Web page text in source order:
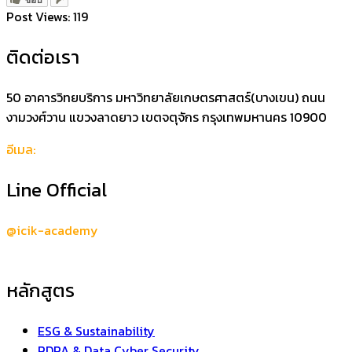
Post Views:119
ติดต่อเรา
50 อาคารวิทยบริการ มหาวิทยาลัยเกษตรศาสตร์(บางเขน) ถนน
งามวงศ์วาน แขวงลาดยาว เขตจตุจักร กรุงเทพมหานคร 10900
อีเมล:
Line Official
@icik-academy
หลักสูตร
ESG & Sustainability